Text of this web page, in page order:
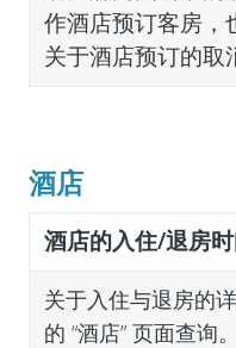
作酒店预订客房，
关于酒店预订的取
酒店
酒店的入住/退房
关于入住与退房的
的 “酒店” 页面查询。